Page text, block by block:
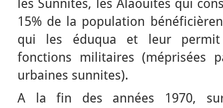
les Sunnites, les Alaouites qui
15% de la population
qui les éduqua et leur permit
fonctions militaires (méprisées
urbaines sunnites).
A la fin des années 1970,